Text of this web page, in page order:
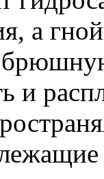
а
и